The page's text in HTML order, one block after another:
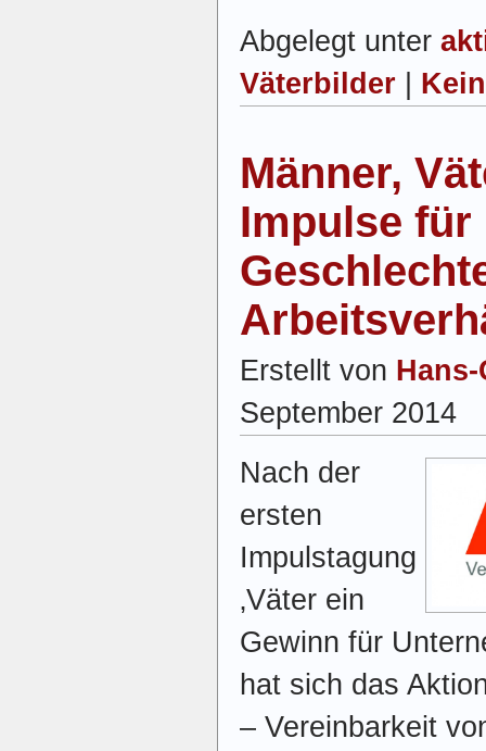
Abgelegt unter
Väterbilder
Männer,
Impulse für
Erstellt von
September 2014
Nach der
ersten
Impulstagung
‚Väter ein
Gewinn für
hat sich das
– Vereinbarkeit